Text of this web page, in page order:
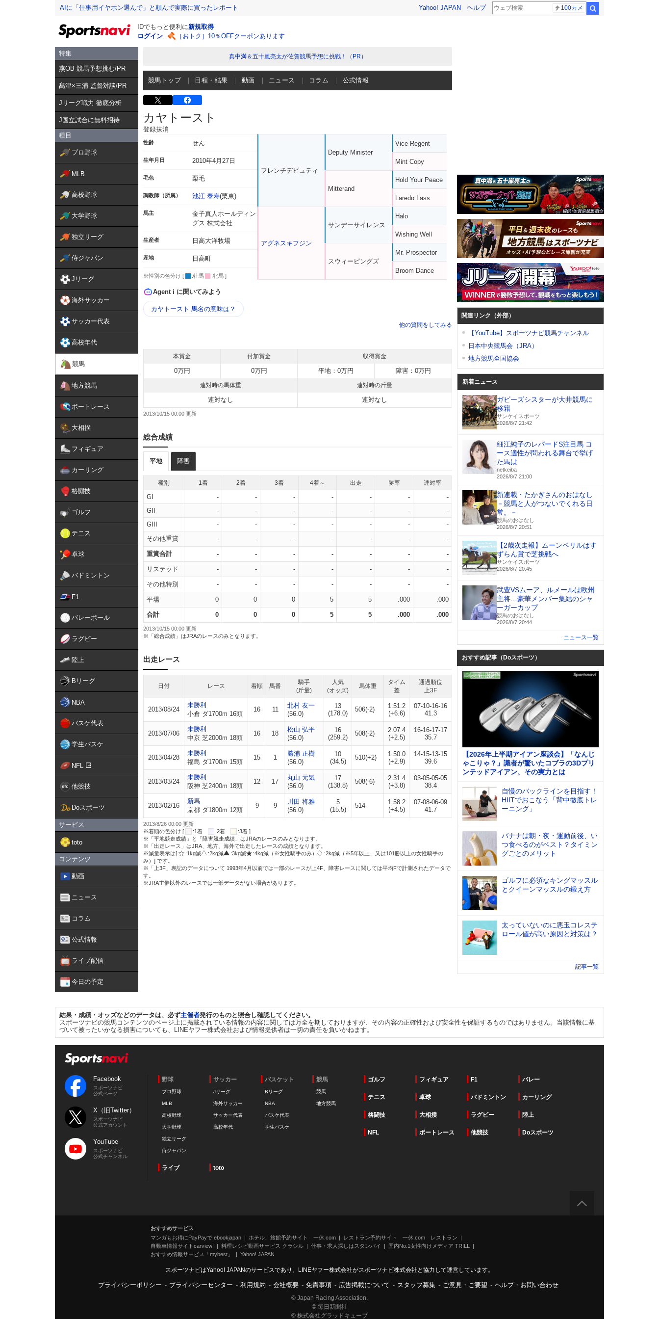
AIに「仕事用イヤホン選んで」と頼んで実際に買ったレポート Yahoo! JAPAN ヘルプ 100カメ
IDでもっと便利に新規取得
ログイン
［おトク］10％OFFクーポンあります
特集
燕OB 競馬予想挑む/PR
髙津×三浦 監督対談/PR
Jリーグ戦力 徹底分析
J国立試合に無料招待
種目
プロ野球
MLB
高校野球
大学野球
独立リーグ
侍ジャパン
Jリーグ
海外サッカー
サッカー代表
高校年代
競馬
地方競馬
ボートレース
大相撲
フィギュア
カーリング
格闘技
ゴルフ
テニス
卓球
バドミントン
F1
バレーボール
ラグビー
陸上
Bリーグ
NBA
バスケ代表
学生バスケ
NFL
他競技
Doスポーツ
サービス
toto
コンテンツ
動画
ニュース
コラム
公式情報
ライブ配信
今日の予定
真中満＆五十嵐亮太が佐賀競馬予想に挑戦！（PR）
競馬トップ 日程・結果 動画 ニュース コラム 公式情報
カヤトースト
登録抹消
性齢 せん
生年月日 2010年4月27日
毛色 栗毛
調教師（所属） 池江 泰寿(栗東)
馬主
金子真人ホールディン
グス 株式会社
生産者 日高大洋牧場
産地 日高町
※性別の色分け [ :牡馬 :牝馬 ]
フレンチデピュティ
アグネスキフジン
Deputy Minister
Mitterand
サンデーサイレンス
スウィーピングズ
Vice Regent
Mint Copy
Hold Your Peace
Laredo Lass
Halo
Wishing Well
Mr. Prospector
Broom Dance
Agent i に聞いてみよう
カヤトースト 馬名の意味は？
他の質問をしてみる
本賞金 付加賞金 収得賞金
0万円 0万円 平地：0万円 障害：0万円
連対時の馬体重 連対時の斤量
連対なし 連対なし
2013/10/15 00:00
総合成績
平地 障害
種別 1着 2着 3着 4着～ 出走 勝率 連対率
GI - - - - - -
-
GII
- - - - - -
-
GIII
- - - - - -
-
その他重賞
- - - - - - -
重賞合計 - - - - - - -
リステッド - - - - - - -
その他特別 - - - - - - -
平場 0 0 0 5 5 .000 .000
合計 0 0 0 5 5 .000 .000
2013/10/15 00:00 更新
※「総合成績」はJRAのレースのみとなります。
出走レース
日付 レース 着順 馬番
騎手
(斤量)
人気
(オッズ)
馬体重
タイム
差
通過順位
上3F
2013/08/24
未勝利
小倉 ダ1700m 16頭
16 11
北村 友一
(56.0)
13
(178.0)
506(-2)
1:51.2
(+6.6)
07-10-16-16
41.3
2013/07/06
未勝利
中京 芝2000m 18頭
16 18
松山 弘平
(56.0)
16
(259.2)
508(-2)
2:07.4
(+2.5)
16-16-17-17
35.7
2013/04/28
未勝利
福島 ダ1700m 15頭
15 1
勝浦 正樹
(56.0)
10
(34.5)
510(+2)
1:50.0
(+2.9)
14-15-13-15
39.6
2013/03/24
未勝利
阪神 芝2400m 18頭
12 17
丸山 元気
(56.0)
17
(138.8)
508(-6)
2:31.4
(+3.8)
03-05-05-05
38.4
2013/02/16
新馬
京都 ダ1800m 12頭
9 9
川田 将雅
(56.0)
5
(15.5)
514
1:58.2
(+4.5)
07-08-06-09
41.7
2013/8/26 00:00 更新
※着順の色分け [
:1着 :2着
:3着 ]
※「平地競走成績」と「障害競走成績」はJRAのレースのみとなります。
※「出走レース」はJRA、地方、海外で出走したレースの成績となります。
※減量表示は[
:1kg減 :2kg減 :3kg減 :4kg減（※女性騎手のみ）
:2kg減（※5年以上、又は101勝以上の女性騎手の
み）] です。
※「上3F」表記のデータについて 1993年4月以前では一部のレースが上4F、障害レースに関しては平均Fで計測されたデータで
す。
※JRA主催以外のレースでは一部データがない場合があります。
関連リンク（外部）
【YouTube】スポーツナビ競馬チャンネル
日本中央競馬会（JRA）
地方競馬全国協会
新着ニュース
ガビーズシスターが大井競馬に
移籍
サンケイスポーツ
2026/8/7 21:42
細江純子のレパードS注目馬 コ
ース適性が問われる舞台で挙げ
た馬は
netkeiba
2026/8/7 21:00
新連載・たかぎさんのおはなし
－競馬と人がつないでくれる日
常。－
競馬のおはなし
2026/8/7 20:51
【2歳次走報】ムーンベリルはす
ずらん賞で芝挑戦へ
サンケイスポーツ
2026/8/7 20:45
武豊VSムーア、ルメールは欧州
主将…豪華メンバー集結のシャ
ーガーカップ
競馬のおはなし
2026/8/7 20:44
ニュース一覧
おすすめ記事（Doスポーツ）
【2026年上半期アイアン座談会】「なんじ
ゃこりゃ？」識者が驚いたコブラの3Dプリ
ンテッドアイアン、その実力とは
自慢のバックラインを目指す！
HIITでおこなう「背中徹底トレ
ーニング」
バナナは朝・夜・運動前後、い
つ食べるのがベスト？タイミン
グごとのメリット
ゴルフに必須なキングマッスル
とクイーンマッスルの鍛え方
太っていないのに悪玉コレステ
ロール値が高い原因と対策は？
記事一覧
結果・成績・オッズなどのデータは、必ず主催者発行のものと照合し確認してください。
スポーツナビの競馬コンテンツのページ上に掲載されている情報の内容に関しては万全を期しておりますが、その内容の正確性および安全性を保証するものではありません。当該情報に基
づいて被ったいかなる損害についても、LINEヤフー株式会社および情報提供者は一切の責任を負いかねます。
Facebook
スポーツナビ
公式ページ
X（旧Twitter）
スポーツナビ
公式アカウント
YouTube
スポーツナビ
公式チャンネル
野球
プロ野球
MLB
高校野球
大学野球
独立リーグ
侍ジャパン
サッカー
Jリーグ
海外サッカー
サッカー代表
高校年代
バスケット
Bリーグ
NBA
バスケ代表
学生バスケ
競馬
競馬
地方競馬
ゴルフ フィギュア F1 バレー
テニス 卓球 バドミントン カーリング
格闘技 大相撲 ラグビー 陸上
NFL ボートレース 他競技 Doスポーツ
ライブ toto
おすすめサービス
マンガもお得にPayPayで ebookjapan
ホテル、旅館予約サイト 一休.com
レストラン予約サイト 一休.com レストラン
自動車情報サイトcarview!
料理レシピ動画サービス クラシル 仕事・求人探しはスタンバイ
国内No.1女性向けメディア TRILL
おすすめ情報サービス「mybest」
Yahoo! JAPAN
スポーツナビはYahoo! JAPANのサービスであり、LINEヤフー株式会社がスポーツナビ株式会社と協力して運営しています。
プライバシーポリシー - プライバシーセンター - 利用規約 - 会社概要 - 免責事項 - 広告掲載について - スタッフ募集 - ご意見・ご要望 - ヘルプ・お問い合わせ
© Japan Racing Association.
© 毎日新聞社
© 株式会社グラッドキューブ